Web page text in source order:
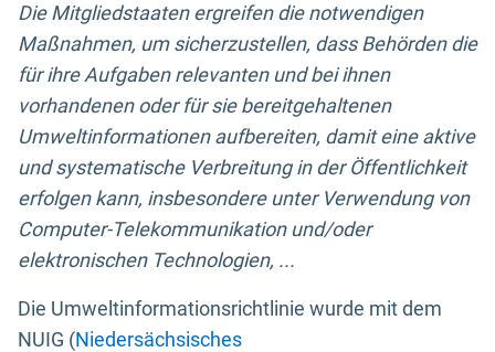
Die Mitgliedstaaten ergreifen die notwendigen
Maßnahmen, um sicherzustellen, dass Behörden die
für ihre Aufgaben relevanten und bei ihnen
vorhandenen oder für sie bereitgehaltenen
Umweltinformationen aufbereiten, damit eine aktive
und systematische Verbreitung in der Öffentlichkeit
erfolgen kann, insbesondere unter Verwendung von
Computer-Telekommunikation und/oder
elektronischen Technologien, ...
Die Umweltinformationsrichtlinie wurde mit dem
NUIG (Niedersächsisches